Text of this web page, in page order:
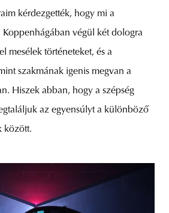
kérdezgették, hogy mi a
végül két dologra
mesélek történeteket, és a
szakmának igenis megvan a
Hiszek abban, hogy a szépség
az egyensúlyt a különböző
között.